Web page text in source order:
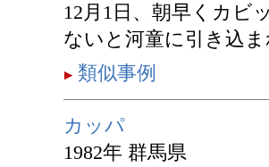
12月1日、朝早くカビ
ないと河童に引き込
類似事例
カッパ
1982年 群馬県